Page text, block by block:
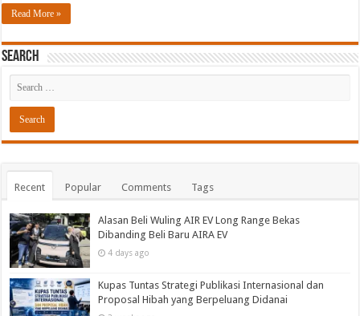
Read More »
Search
Recent Popular Comments Tags
Alasan Beli Wuling AIR EV Long Range Bekas
Dibanding Beli Baru AIRA EV
4 days ago
Kupas Tuntas Strategi Publikasi Internasional dan
Proposal Hibah yang Berpeluang Didanai